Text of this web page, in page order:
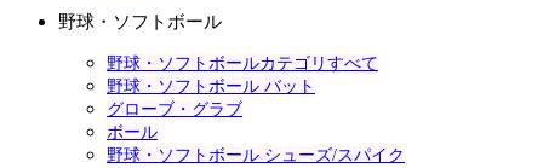
野球・ソフトボール
野球・ソフトボールカテゴリすべて
野球・ソフトボール バット
グローブ・グラブ
ボール
野球・ソフトボール シューズ/スパイク